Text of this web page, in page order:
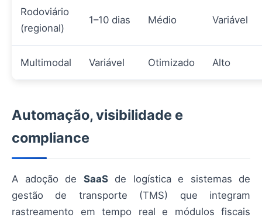
Rodoviário
(regional)
1–10 dias Médio Variável
Multimodal Variável Otimizado Alto
Automação, visibilidade e
compliance
A adoção de SaaSde logística e sistemas de
gestão de transporte (TMS) que integram
rastreamento em tempo real e módulos fiscais